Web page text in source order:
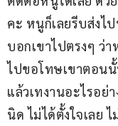
คะ หนูก็เลยรีบส่งไ
บอกเขาไปตรงๆ ว่
ไปขอโทษเขาตอนนั้
แล้วเทงานอะไรอย่
นิด ไม่ได้ตั้งใจเลย